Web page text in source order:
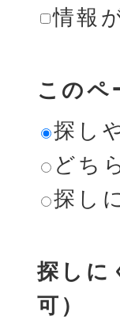
情報
このペ
探し
どち
探し
探しに
可）